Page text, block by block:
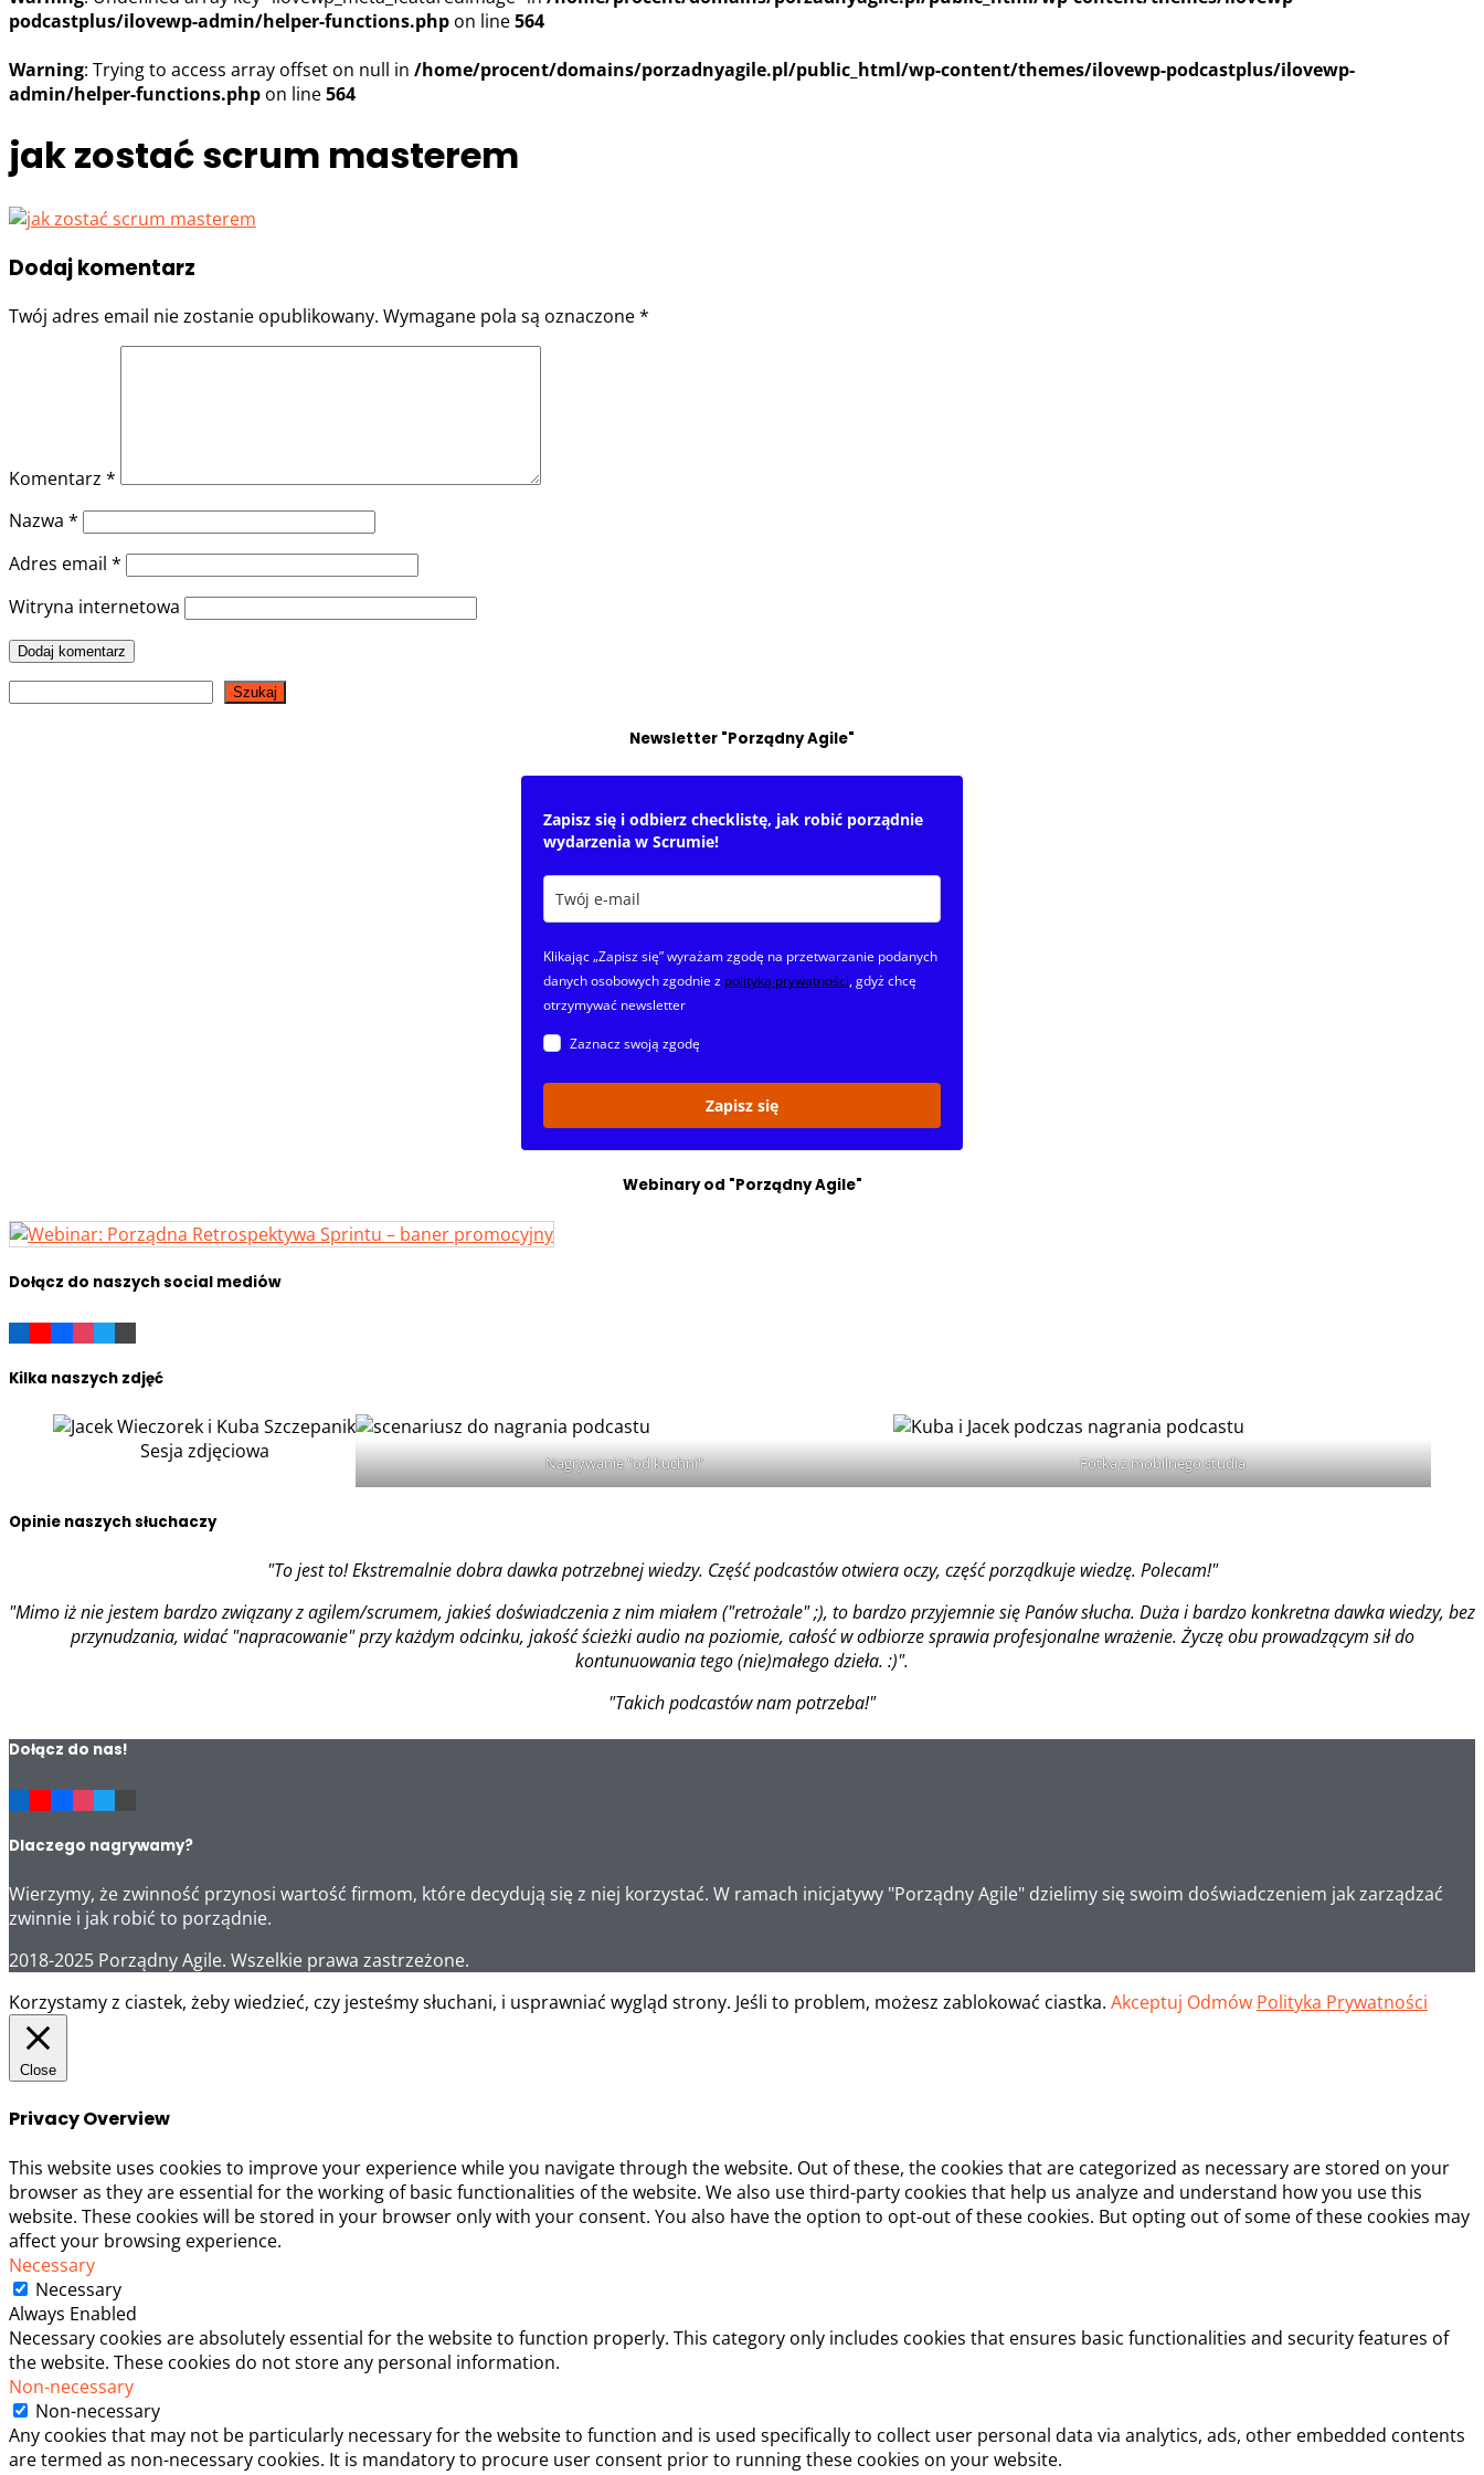
podcastplus/ilovewp-admin/helper-functions.php on line564
Warning: Trying to access array offset on null in /home/procent/domains/porzadnyagile.pl/public_html/wp-content/themes/ilovewp-podcastplus/ilovewp-
admin/helper-functions.php on line564
jak zostać scrum masterem
Dodaj komentarz
Twój adres email nie zostanie opublikowany. Wymagane pola są oznaczone*
Komentarz *
Nazwa *
Adres email *
Witryna internetowa
Szukaj
Newsletter "Porządny Agile"
Zapisz się i odbierz checklistę, jak robić porządnie
wydarzenia w Scrumie!
Klikając „Zapisz się” wyrażam zgodę na przetwarzanie podanych
danych osobowych zgodnie z polityką prywatności, gdyż chcę
otrzymywać newsletter
Zaznacz swoją zgodę
Zapisz się
Webinary od "Porządny Agile"
Dołącz do naszych social mediów
Kilka naszych zdjęć
Sesja zdjęciowa Nagrywanie "od kuchni" Fotka z mobilnego studia
Opinie naszych słuchaczy
"To jest to! Ekstremalnie dobra dawka potrzebnej wiedzy. Część podcastów otwiera oczy, część porządkuje wiedzę. Polecam!"
"Mimo iż nie jestem bardzo związany z agilem/scrumem, jakieś doświadczenia z nim miałem ("retrożale" ;), to bardzo przyjemnie się Panów słucha. Duża i bardzo konkretna dawka wiedzy, bez
przynudzania, widać "napracowanie" przy każdym odcinku, jakość ścieżki audio na poziomie, całość w odbiorze sprawia profesjonalne wrażenie. Życzę obu prowadzącym sił do
kontunuowania tego (nie)małego dzieła. :)".
"Takich podcastów nam potrzeba!"
Dołącz do nas!
Dlaczego nagrywamy?
Wierzymy, że zwinność przynosi wartość firmom, które decydują się z niej korzystać. W ramach inicjatywy "Porządny Agile" dzielimy się swoim doświadczeniem jak zarządzać
zwinnie i jak robić to porządnie.
2018-2025 Porządny Agile. Wszelkie prawa zastrzeżone.
Korzystamy z ciastek, żeby wiedzieć, czy jesteśmy słuchani, i usprawniać wygląd strony. Jeśli to problem, możesz zablokować ciastka. Akceptuj Odmów Polityka Prywatności
Close
Privacy Overview
This website uses cookies to improve your experience while you navigate through the website. Out of these, the cookies that are categorized as necessary are stored on your
browser as they are essential for the working of basic functionalities of the website. We also use third-party cookies that help us analyze and understand how you use this
website. These cookies will be stored in your browser only with your consent. You also have the option to opt-out of these cookies. But opting out of some of these cookies may
affect your browsing experience.
Necessary
Necessary
Always Enabled
Necessary cookies are absolutely essential for the website to function properly. This category only includes cookies that ensures basic functionalities and security features of
the website. These cookies do not store any personal information.
Non-necessary
Non-necessary
Any cookies that may not be particularly necessary for the website to function and is used specifically to collect user personal data via analytics, ads, other embedded contents
are termed as non-necessary cookies. It is mandatory to procure user consent prior to running these cookies on your website.